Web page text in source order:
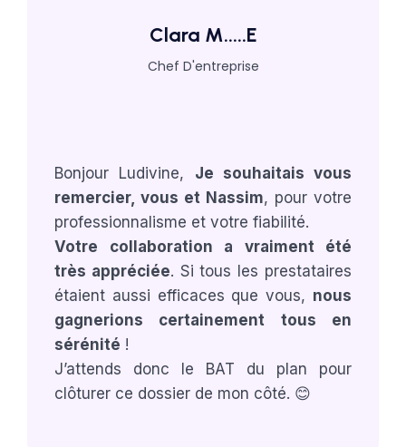
Clara M.....E
Chef D'entreprise
Bonjour Ludivine, Je souhaitais vous
remercier, vous et Nassim, pour votre
professionnalisme et votre fiabilité.
Votre collaboration a vraiment été
très appréciée. Si tous les prestataires
étaient aussi efficaces que vous, nous
gagnerions certainement tous en
sérénité !
J’attends donc le BAT du plan pour
clôturer ce dossier de mon côté. 😊